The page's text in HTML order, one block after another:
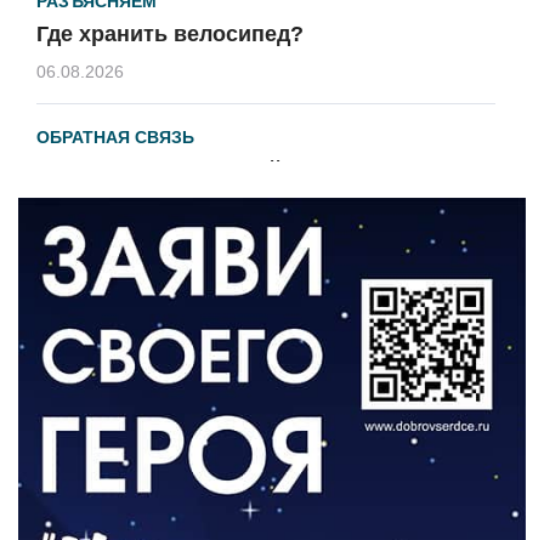
Где хранить велосипед?
06.08.2026
ОБРАТНАЯ СВЯЗЬ
ВЛАСТЬ
День памяти и «Симфония народов»
06.08.2026
Новый настил на экотропе
05.08.2026